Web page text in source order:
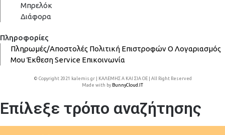
Μπρελόκ
Διάφορα
Πληροφορίες
Πληρωμές/Αποστολές Πολιτική ΕπιστροφώνΟ Λογαριασμός
ΜουΈκθεσηService Επικοινωνία
© Copyright 2021 kalemis.gr | ΚΑΛΕΜΗΣ Α ΚΑΙ ΣΙΑ ΟΕ | All Right Reserved
Made with by BunnyCloud.IT
Επίλεξε τρόπο αναζήτησης